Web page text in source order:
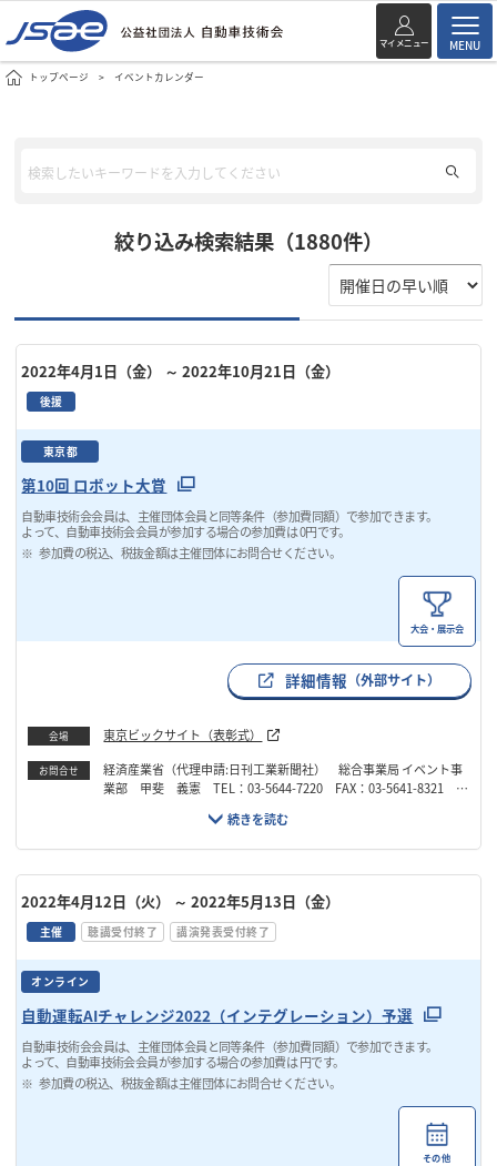
マイメニュー MENU
トップページ イベントカレンダー
絞り込み検索結果（1880件）
2022年4月1日（金） ～ 2022年10月21日（金）
後援
東京都
第10回 ロボット大賞
自動車技術会会員は、主催団体会員と同等条件（参加費同額）で参加できます。
よって、自動車技術会会員が参加する場合の参加費は 0円です。
参加費の税込、税抜金額は主催団体にお問合せください。
大会・展示会
詳細情報 （外部サイト）
会場 東京ビックサイト（表彰式）
お問合せ
経済産業省（代理申請:日刊工業新聞社） 総合事業局 イベント事
業部 甲斐 義憲 TEL：03-5644-7220 FAX：03-5641-8321 E
2022年4月12日（火） ～ 2022年5月13日（金）
主催 聴講受付終了 講演発表受付終了
オンライン
自動運転AIチャレンジ2022（インテグレーション）予選
自動車技術会会員は、主催団体会員と同等条件（参加費同額）で参加できます。
よって、自動車技術会会員が参加する場合の参加費は 円です。
参加費の税込、税抜金額は主催団体にお問合せください。
その他